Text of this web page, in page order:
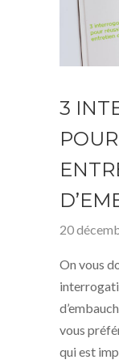
3
20
On vous
vous
qui est